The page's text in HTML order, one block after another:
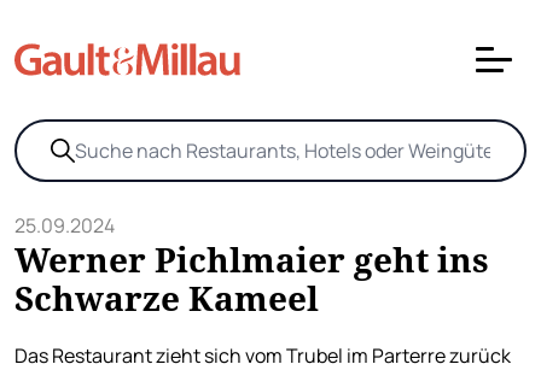
25.09.2024
Werner Pichlmaier geht ins
Schwarze Kameel
Das Restaurant zieht sich vom Trubel im Parterre zurück